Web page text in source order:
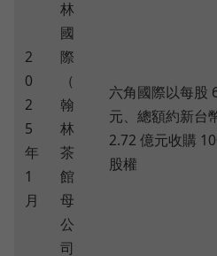
2
0
2
5
年
1
月
林
國
際
（
翰
林
茶
館
母
公
司
六角國際以每股
元、總額約新台
2.72 億元收購
股權